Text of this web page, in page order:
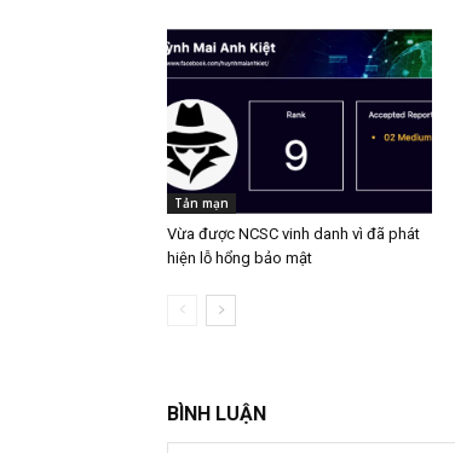
Tản mạn
Vừa được NCSC vinh danh vì đã phát
hiện lỗ hổng bảo mật
BÌNH LUẬN